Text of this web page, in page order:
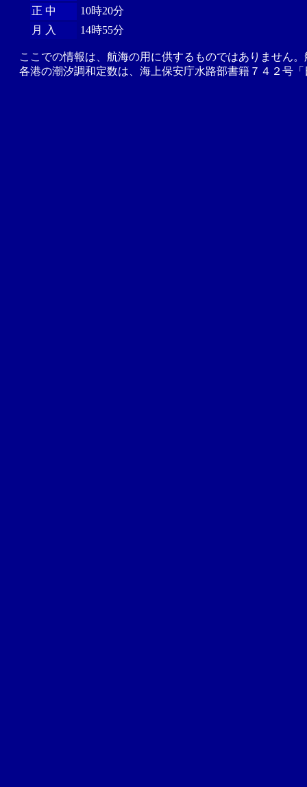
正 中
10時20分
月 入
14時55分
ここでの情報は、航海の用に供するものではありません
各港の潮汐調和定数は、海上保安庁水路部書籍７４２号